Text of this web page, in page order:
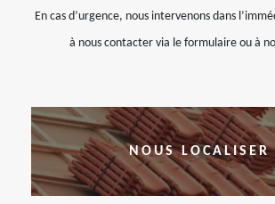
En cas d’urgence, nous intervenons dans
à nous contacter via le formulaire ou à
NOUS LOCALISER